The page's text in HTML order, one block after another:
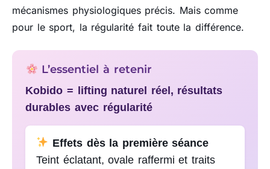
mécanismes physiologiques précis. Mais comme
pour le sport, la régularité fait toute la différence.
L’essentiel à retenir
Kobido = lifting naturel réel, résultats
durables avec régularité
Effets dès la première séance
Teint éclatant, ovale raffermi et traits